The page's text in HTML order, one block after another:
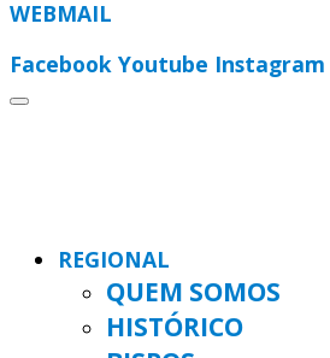
WEBMAIL
Facebook Youtube Instagram
REGIONAL
QUEM SOMOS
HISTÓRICO